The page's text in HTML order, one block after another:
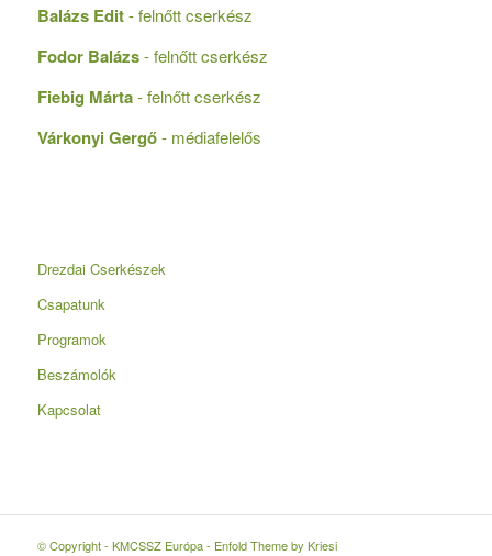
Balázs Edit- felnőtt cserkész
Fodor Balázs- felnőtt cserkész
Fiebig Márta- felnőtt cserkész
Várkonyi Gergő- médiafelelős
Drezdai Cserkészek
Csapatunk
Programok
Beszámolók
Kapcsolat
© Copyright - KMCSSZ Európa - Enfold Theme by Kriesi